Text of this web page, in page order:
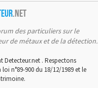
.net
des particuliers sur le
de métaux et de la détection.
. Respectons
n°89-900 du 18/12/1989 et le